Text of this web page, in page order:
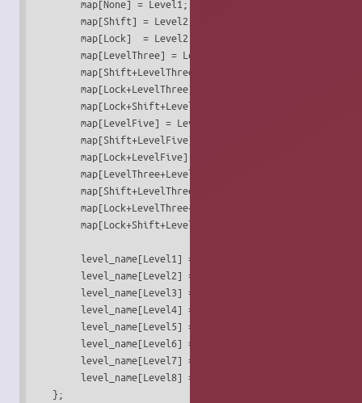
	map[None] = Level1;
	map[Shift] = Level2;
	map[Lock]  = Level2;
	map[LevelThree] = Level3;
	map[Shift+LevelThree] = Level4;
	map[Lock+LevelThree] =  Level4;
	map[Lock+Shift+LevelThree] = Level3;
	map[LevelFive] = Level5;
	map[Shift+LevelFive] = Level6;
	map[Lock+LevelFive]  = Level6;
	map[LevelThree+LevelFive] = Level7;
	map[Shift+LevelThree+LevelFive] = Level8;
	map[Lock+LevelThree+LevelFive] =  Level8;
	map[Lock+Shift+LevelThree+LevelFive] = Level7;
	level_name[Level1] = "Base";
	level_name[Level2] = "Shift";
	level_name[Level3] = "Alt Base";
	level_name[Level4] = "Shift Alt";
	level_name[Level5] = "X";
	level_name[Level6] = "X Shift";
	level_name[Level7] = "X Alt Base";
	level_name[Level8] = "X Shift Alt";
   };